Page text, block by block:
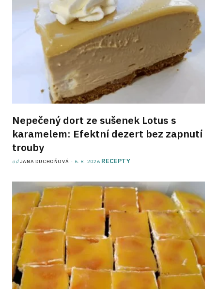
Nepečený dort ze sušenek Lotus s
karamelem: Efektní dezert bez zapnutí
trouby
od JANA DUCHOŇOVÁ 6. 8. 2026 RECEPTY